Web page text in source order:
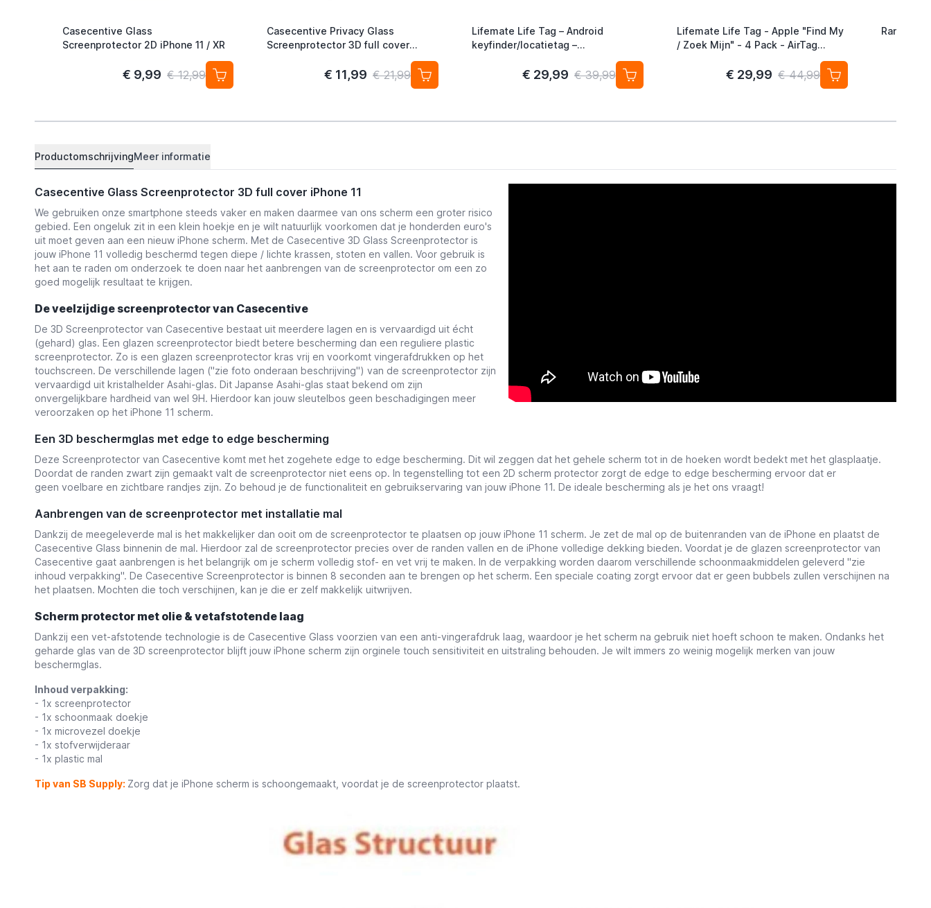
Casecentive Glass
Screenprotector 2D iPhone 11 / XR
€ 9,99 € 12,99
Casecentive Privacy Glass
Screenprotector 3D full cover
€ 11,99 € 21,99
Lifemate Life Tag – Android
keyfinder/locatietag –
Android/Google Find My Device –
€ 29,99 € 39,99
Lifemate Life Tag - Apple "Find My
/ Zoek Mijn" - 4 Pack - AirTag
€ 29,99 € 44,99
Ranqer
ProductomschrijvingMeer informatie
Casecentive Glass Screenprotector 3D full cover iPhone 11
We gebruiken onze smartphone steeds vaker en maken daarmee van ons scherm een groter risico
gebied. Een ongeluk zit in een klein hoekje en je wilt natuurlijk voorkomen dat je honderden euro's
uit moet geven aan een nieuw iPhone scherm. Met de Casecentive 3D Glass Screenprotector is
jouw iPhone 11 volledig beschermd tegen diepe / lichte krassen, stoten en vallen. Voor gebruik is
het aan te raden om onderzoek te doen naar het aanbrengen van de screenprotector om een zo
goed mogelijk resultaat te krijgen.
De veelzijdige screenprotector van Casecentive
De 3D Screenprotector van Casecentive bestaat uit meerdere lagen en is vervaardigd uit écht
(gehard) glas. Een glazen screenprotector biedt betere bescherming dan een reguliere plastic
screenprotector. Zo is een glazen screenprotector kras vrij en voorkomt vingerafdrukken op het
touchscreen. De verschillende lagen (''zie foto onderaan beschrijving'') van de screenprotector zijn
vervaardigd uit kristalhelder Asahi-glas. Dit Japanse Asahi-glas staat bekend om zijn
onvergelijkbare hardheid van wel 9H. Hierdoor kan jouw sleutelbos geen beschadigingen meer
veroorzaken op het iPhone 11 scherm.
Een 3D beschermglas met edge to edge bescherming
Deze Screenprotector van Casecentive komt met het zogehete edge to edge bescherming. Dit wil zeggen dat het gehele scherm tot in de hoeken wordt bedekt met het glasplaatje.
Doordat de randen zwart zijn gemaakt valt de screenprotector niet eens op. In tegenstelling tot een 2D scherm protector zorgt de edge to edge bescherming ervoor dat er
geen voelbare en zichtbare randjes zijn. Zo behoud je de functionaliteit en gebruikservaring van jouw iPhone 11. De ideale bescherming als je het ons vraagt!
Aanbrengen van de screenprotector met installatie mal
Dankzij de meegeleverde mal is het makkelijker dan ooit om de screenprotector te plaatsen op jouw iPhone 11 scherm. Je zet de mal op de buitenranden van de iPhone en plaatst de
Casecentive Glass binnenin de mal. Hierdoor zal de screenprotector precies over de randen vallen en de iPhone volledige dekking bieden. Voordat je de glazen screenprotector van
Casecentive gaat aanbrengen is het belangrijk om je scherm volledig stof- en vet vrij te maken. In de verpakking worden daarom verschillende schoonmaakmiddelen geleverd ''zie
inhoud verpakking''. De Casecentive Screenprotector is binnen 8 seconden aan te brengen op het scherm. Een speciale coating zorgt ervoor dat er geen bubbels zullen verschijnen na
het plaatsen. Mochten die toch verschijnen, kan je die er zelf makkelijk uitwrijven.
Scherm protector met olie & vetafstotende laag
Dankzij een vet-afstotende technologie is de Casecentive Glass voorzien van een anti-vingerafdruk laag, waardoor je het scherm na gebruik niet hoeft schoon te maken. Ondanks het
geharde glas van de 3D screenprotector blijft jouw iPhone scherm zijn orginele touch sensitiviteit en uitstraling behouden. Je wilt immers zo weinig mogelijk merken van jouw
beschermglas.
Inhoud verpakking:
- 1x screenprotector
- 1x schoonmaak doekje
- 1x microvezel doekje
- 1x stofverwijderaar
- 1x plastic mal
Tip van SB Supply: Zorg dat je iPhone scherm is schoongemaakt, voordat je de screenprotector plaatst.